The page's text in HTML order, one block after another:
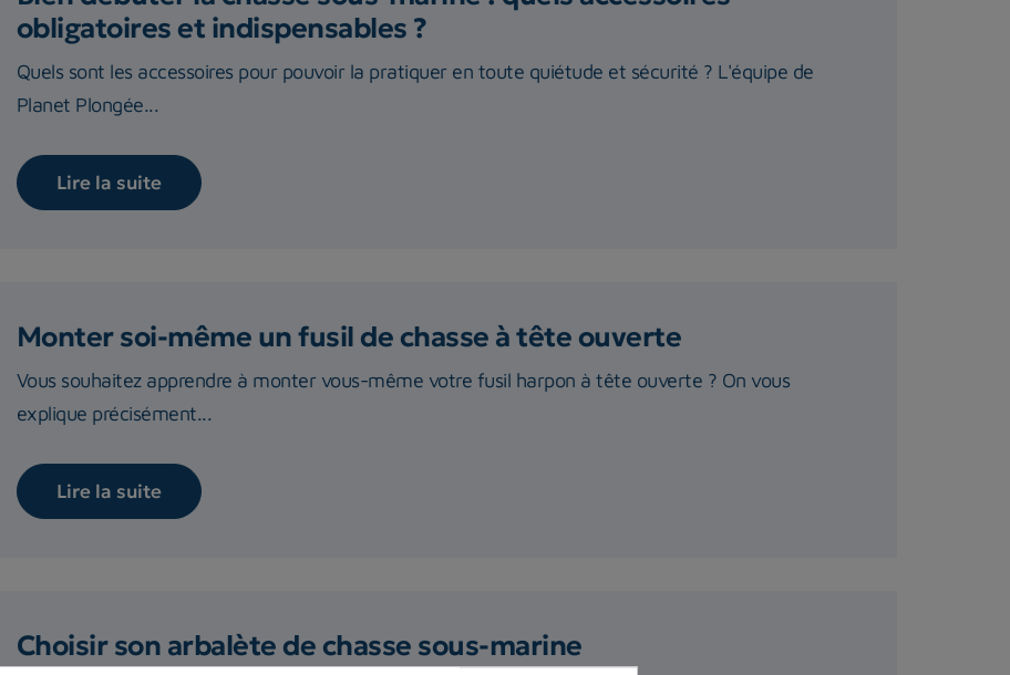
obligatoires et indispensables ?
Quels sont les accessoires pour pouvoir la pratiquer en toute quiétude et sécurité ? L'équipe de
Planet Plongée...
Lire la suite
Monter soi-même un fusil de chasse à tête ouverte
Vous souhaitez apprendre à monter vous-même votre fusil harpon à tête ouverte ? On vous
explique précisément...
Lire la suite
Choisir son arbalète de chasse sous-marine